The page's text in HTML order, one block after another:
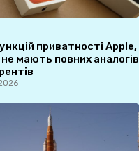
приватності Apple,
не мають повних аналогів